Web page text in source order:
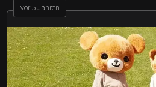
vor 5 Jahren